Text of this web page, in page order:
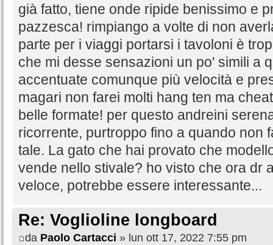
già fatto, tiene onde ripide benissimo e
pazzesca! rimpiango a volte di non
parte per i viaggi portarsi i tavoloni è
che mi desse sensazioni un po' simili a
accentuate comunque più velocità e
magari non farei molti hang ten ma
belle formate! per questo andreini
ricorrente, purtroppo fino a quando non
tale. La gato che hai provato che
vende nello stivale? ho visto che ora dr
veloce, potrebbe essere interessante...
Re: Voglioline longboard
da Paolo Cartacci » lun ott 17, 2022 7:55 pm